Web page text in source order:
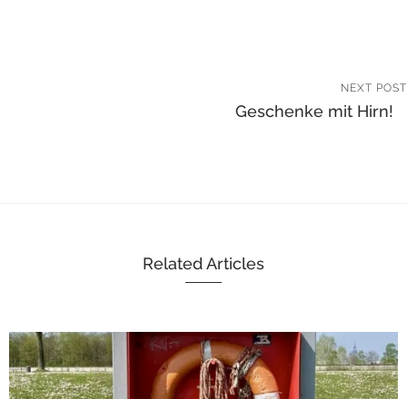
NEXT POST
Geschenke mit Hirn!
Related Articles